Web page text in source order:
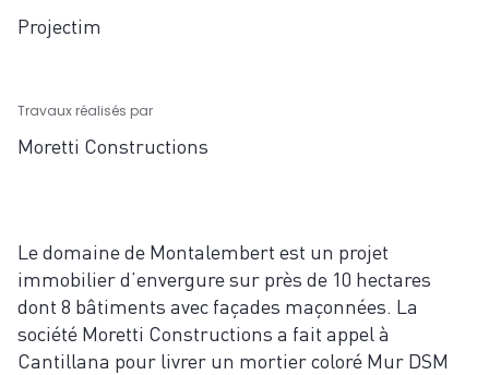
Projectim
Travaux réalisés par
Moretti Constructions
Le domaine de Montalembert est un projet
immobilier d’envergure sur près de 10 hectares
dont 8 bâtiments avec façades maçonnées. La
société Moretti Constructions a fait appel à
Cantillana pour livrer un mortier coloré Mur DSM